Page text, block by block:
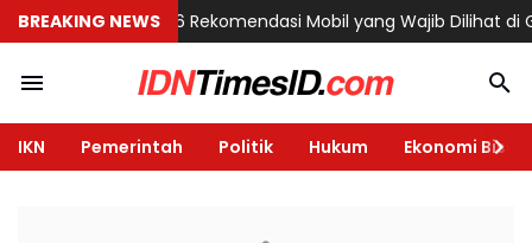
BREAKING NEWS6 Rekomendasi Mobil yang Wajib Dilihat di GIIAS
IKN Pemerintah Politik Hukum Ekonomi Bisnis